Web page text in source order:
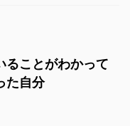
ることがわかって
た自分